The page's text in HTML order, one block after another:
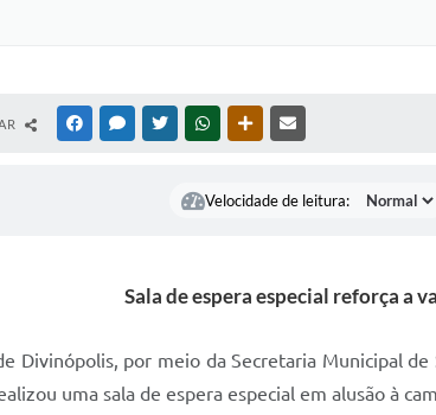
FACEBOOKMESSENGER
TWITTERWHATSAPPOUTRAS MÍDIAS
Velocidade de leitura:
Sala de espera especial reforça a
Divinópolis, por meio da Secretaria Municipal
uma sala de espera especial em alusão à